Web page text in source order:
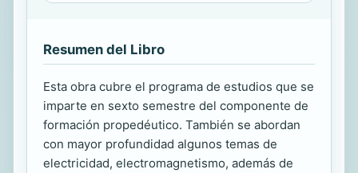
Resumen del Libro
Esta obra cubre el programa de estudios que se
imparte en sexto semestre del componente de
formación propedéutico. También se abordan
con mayor profundidad algunos temas de
electricidad, electromagnetismo, además de